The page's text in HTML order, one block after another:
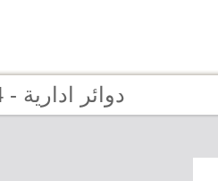
Page 74 - دوائر ادارية